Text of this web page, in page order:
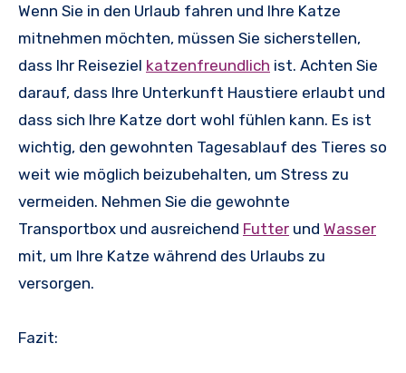
Wenn Sie in den Urlaub fahren und Ihre Katze
mitnehmen möchten, müssen Sie sicherstellen,
dass Ihr Reiseziel katzenfreundlich ist. Achten Sie
darauf, dass Ihre Unterkunft Haustiere erlaubt und
dass sich Ihre Katze dort wohl fühlen kann. Es ist
wichtig, den gewohnten Tagesablauf des Tieres so
weit wie möglich beizubehalten, um Stress zu
vermeiden. Nehmen Sie die gewohnte
Transportbox und ausreichend Futter und Wasser
mit, um Ihre Katze während des Urlaubs zu
versorgen.
Fazit: